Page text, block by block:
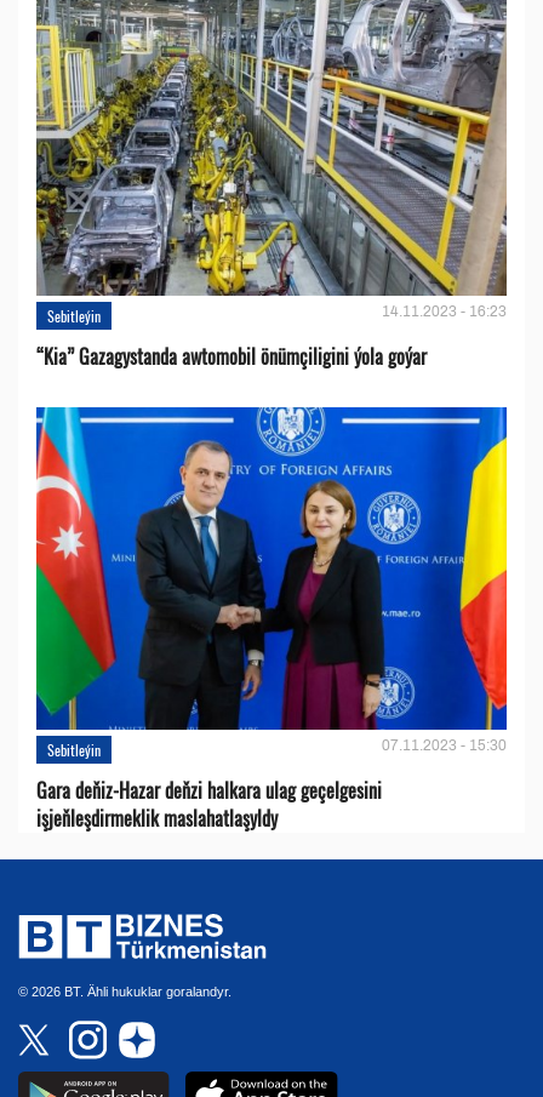
Sebitleýin 14.11.2023 - 16:23
“Kia” Gazagystanda awtomobil önümçiligini ýola goýar
Sebitleýin 07.11.2023 - 15:30
Gara deňiz-Hazar deňzi halkara ulag geçelgesini
işjeňleşdirmeklik maslahatlaşyldy
© 2026 BT. Ähli hukuklar goralandyr.